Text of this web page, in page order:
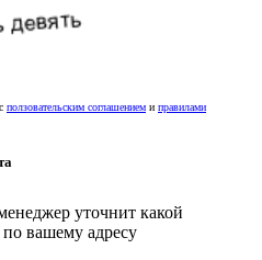
ползовательским соглашением и правилами
уточнит какой
вашему адресу